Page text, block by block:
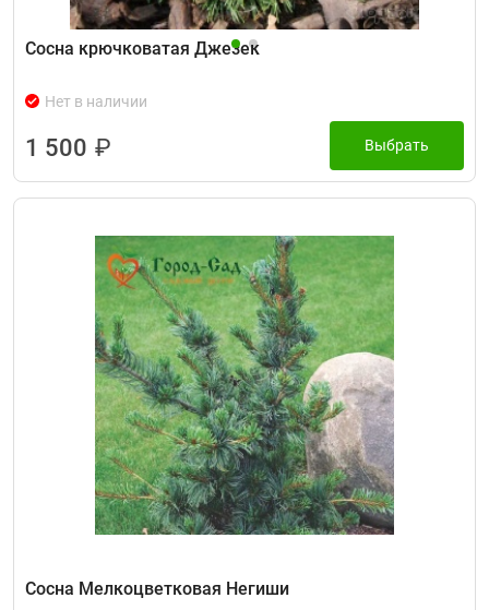
Сосна крючковатая Джезек
Нет в наличии
1 500 ₽ Выбрать
Сосна Мелкоцветковая Негиши